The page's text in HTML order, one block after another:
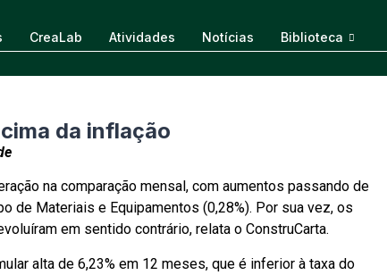
CreaLab Atividades Notícias Biblioteca
da inflação
na comparação mensal, com aumentos passando de
de Materiais e Equipamentos (0,28%). Por sua vez, os
em sentido contrário, relata o ConstruCarta.
alta de 6,23% em 12 meses, que é inferior à taxa do